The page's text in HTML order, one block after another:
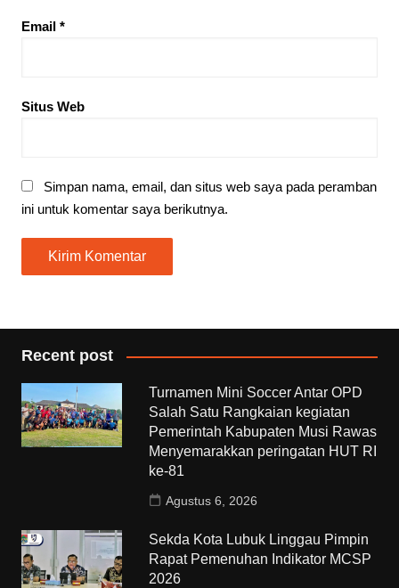
Email *
Situs Web
Simpan nama, email, dan situs web saya pada peramban
ini untuk komentar saya berikutnya.
Recent post
Turnamen Mini Soccer Antar OPD
Salah Satu Rangkaian kegiatan
Pemerintah Kabupaten Musi Rawas
Menyemarakkan peringatan HUT RI
ke-81
Agustus 6, 2026
Sekda Kota Lubuk Linggau Pimpin
Rapat Pemenuhan Indikator MCSP
2026